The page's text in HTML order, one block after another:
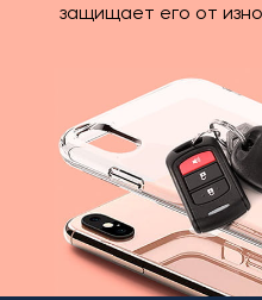
защищает его от